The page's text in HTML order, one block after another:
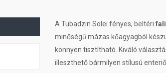
A Tubadzin Solei fényes, beltéri
minőségű mázas kőagyagból
könnyen tisztítható. Kiváló
illeszthető bármilyen stílusú